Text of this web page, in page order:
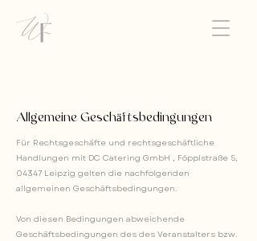
Allgemeine Geschäftsbedingungen
Für Rechtsgeschäfte und rechtsgeschäftliche
Handlungen mit DC Catering GmbH , Föpplstraße 5,
04347 Leipzig gelten die nachfolgenden
allgemeinen Geschäftsbedingungen.
Von diesen Bedingungen abweichende
Geschäftsbedingungen des des Veranstalters bzw.